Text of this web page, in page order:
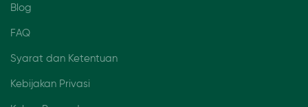
Blog
FAQ
Syarat dan Ketentuan
Kebijakan Privasi